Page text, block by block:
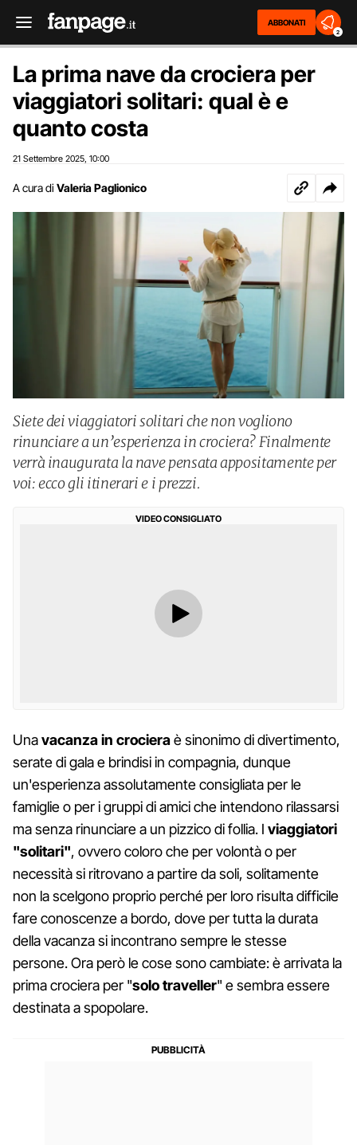
ABBONATI
2
La prima nave da crociera per
viaggiatori solitari: qual è e
quanto costa
21 Settembre 2025 10:00
A cura di Valeria Paglionico
Siete dei viaggiatori solitari che non vogliono
rinunciare a un’esperienza in crociera? Finalmente
verrà inaugurata la nave pensata appositamente per
voi: ecco gli itinerari e i prezzi.
VIDEO CONSIGLIATO
Unavacanza in crocieraè sinonimo di divertimento,
serate di gala e brindisi in compagnia, dunque
un'esperienza assolutamente consigliata per le
famiglie o per i gruppi di amici che intendono rilassarsi
ma senza rinunciare a un pizzico di follia. I viaggiatori
"solitari", ovvero coloro che per volontà o per
necessità si ritrovano a partire da soli, solitamente
non la scelgono proprio perché per loro risulta difficile
fare conoscenze a bordo, dove per tutta la durata
della vacanza si incontrano sempre le stesse
persone. Ora però le cose sono cambiate: è arrivata la
prima crociera per "solo traveller" e sembra essere
destinata a spopolare.